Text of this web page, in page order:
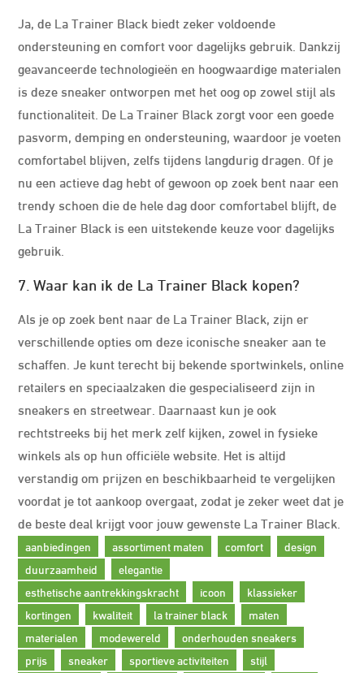
Ja, de La Trainer Black biedt zeker voldoende
ondersteuning en comfort voor dagelijks gebruik. Dankzij
geavanceerde technologieën en hoogwaardige materialen
is deze sneaker ontworpen met het oog op zowel stijl als
functionaliteit. De La Trainer Black zorgt voor een goede
pasvorm, demping en ondersteuning, waardoor je voeten
comfortabel blijven, zelfs tijdens langdurig dragen. Of je
nu een actieve dag hebt of gewoon op zoek bent naar een
trendy schoen die de hele dag door comfortabel blijft, de
La Trainer Black is een uitstekende keuze voor dagelijks
gebruik.
7. Waar kan ik de La Trainer Black kopen?
Als je op zoek bent naar de La Trainer Black, zijn er
verschillende opties om deze iconische sneaker aan te
schaffen. Je kunt terecht bij bekende sportwinkels, online
retailers en speciaalzaken die gespecialiseerd zijn in
sneakers en streetwear. Daarnaast kun je ook
rechtstreeks bij het merk zelf kijken, zowel in fysieke
winkels als op hun officiële website. Het is altijd
verstandig om prijzen en beschikbaarheid te vergelijken
voordat je tot aankoop overgaat, zodat je zeker weet dat je
de beste deal krijgt voor jouw gewenste La Trainer Black.
aanbiedingen assortiment maten comfort
design
duurzaamheid
elegantie
esthetische aantrekkingskracht
icoon
klassieker
kortingen
kwaliteit la trainer black
maten
materialen
modewereld
onderhouden sneakers
prijs
sneaker sportieve activiteiten
stijl